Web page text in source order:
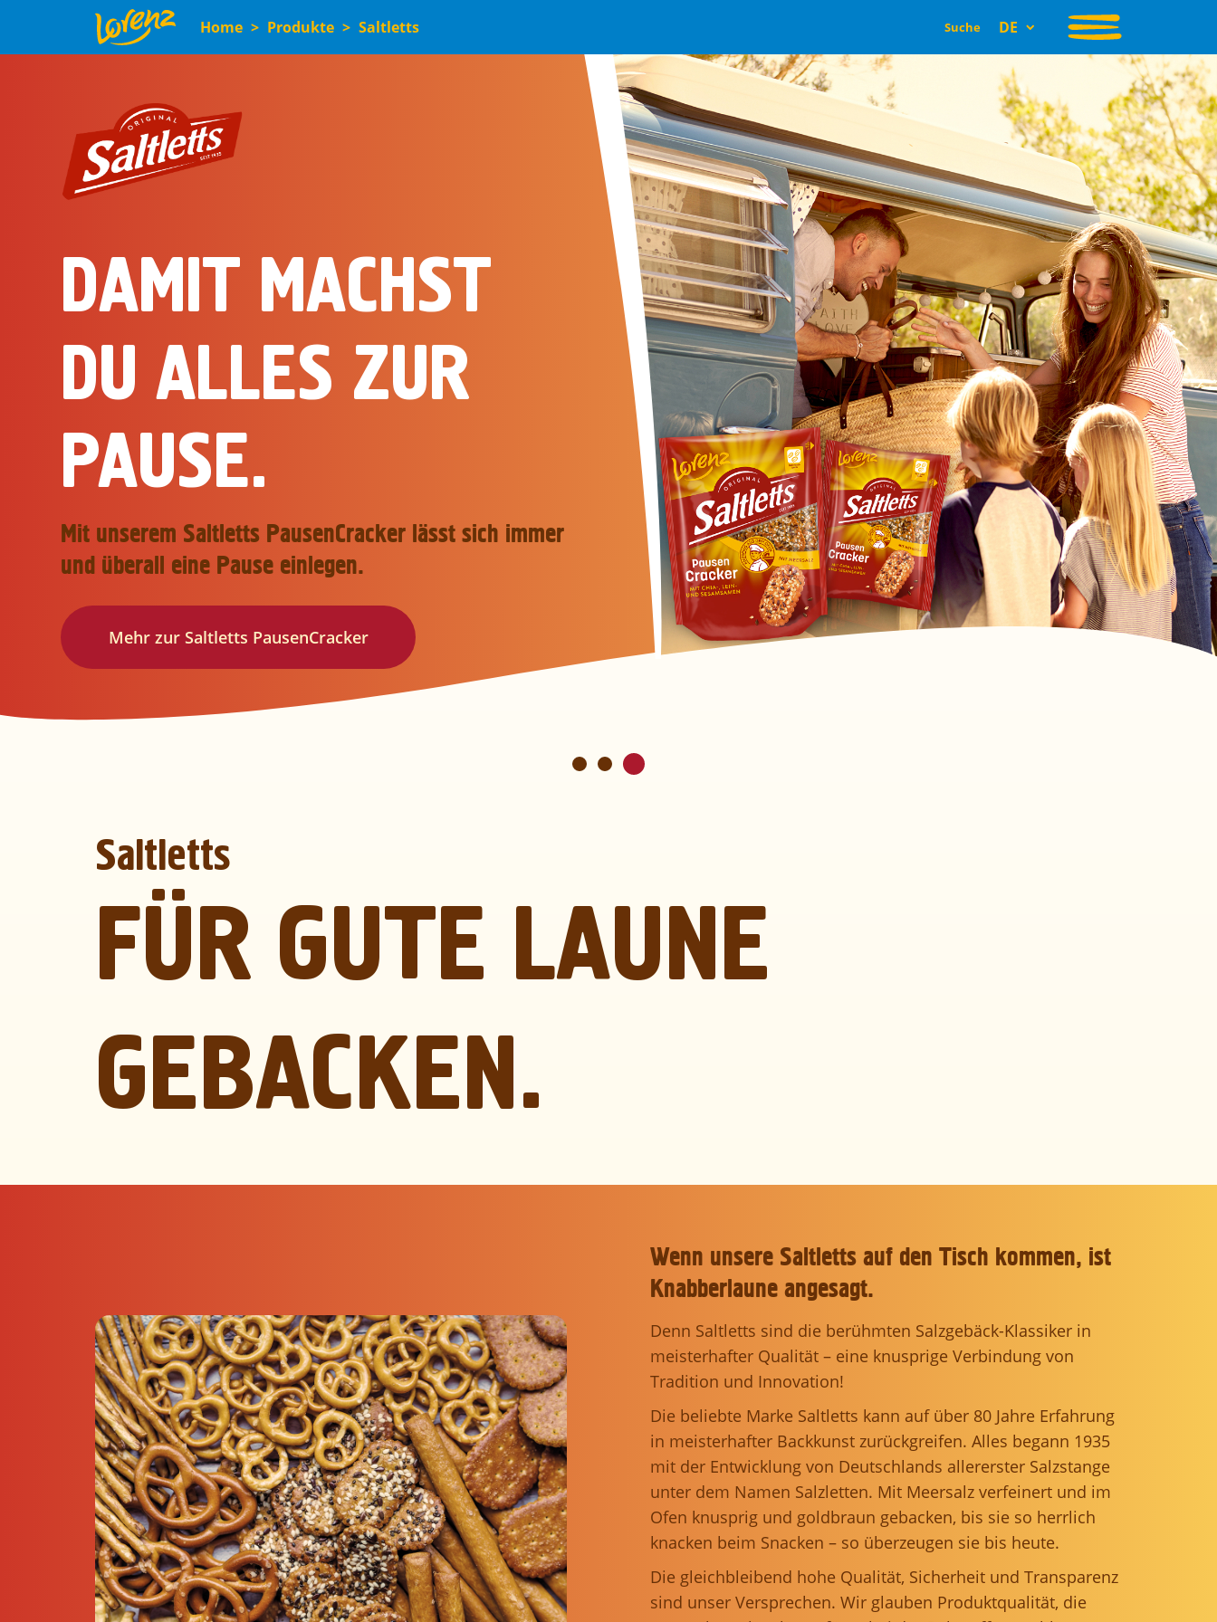
Home Produkte SaltlettsUser
account
Suche DE
GESCHMACKS-
KICK
IN RUND!
Aufregend knusprig! Dünn und kross im Saltletts-Ofen gebacken,
Jetzt entdecken
Saltletts
FÜR GUTE LAUNE
GEBACKEN.
Wenn unsere Saltletts auf den Tisch kommen, ist
Knabberlaune angesagt.
Denn Saltletts sind die berühmten Salzgebäck-Klassiker in
meisterhafter Qualität – eine knusprige Verbindung von
Tradition und Innovation!
Die beliebte Marke Saltletts kann auf über 80 Jahre Erfahrung
in meisterhafter Backkunst zurückgreifen. Alles begann 1935
mit der Entwicklung von Deutschlands allererster Salzstange
unter dem Namen Salzletten. Mit Meersalz verfeinert und im
Ofen knusprig und goldbraun gebacken, bis sie so herrlich
knacken beim Snacken – so überzeugen sie bis heute.
Die gleichbleibend hohe Qualität, Sicherheit und Transparenz
sind unser Versprechen. Wir glauben Produktqualität, die